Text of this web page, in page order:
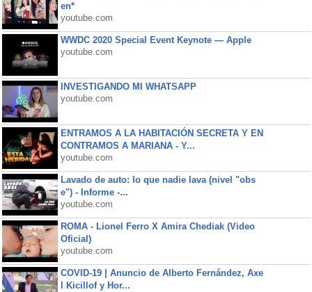
en*
youtube.com
WWDC 2020 Special Event Keynote — Apple
youtube.com
INVESTIGANDO MI WHATSAPP
youtube.com
ENTRAMOS A LA HABITACIÓN SECRETA Y EN
CONTRAMOS A MARIANA - Y...
youtube.com
Lavado de auto: lo que nadie lava (nivel "obs
e") - Informe -...
youtube.com
ROMA - Lionel Ferro X Amira Chediak (Video
Oficial)
youtube.com
COVID-19 | Anuncio de Alberto Fernández, Axe
l Kicillof y Hor...